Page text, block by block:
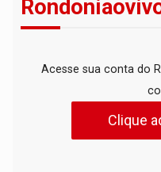
Acesse sua conta do
Clique